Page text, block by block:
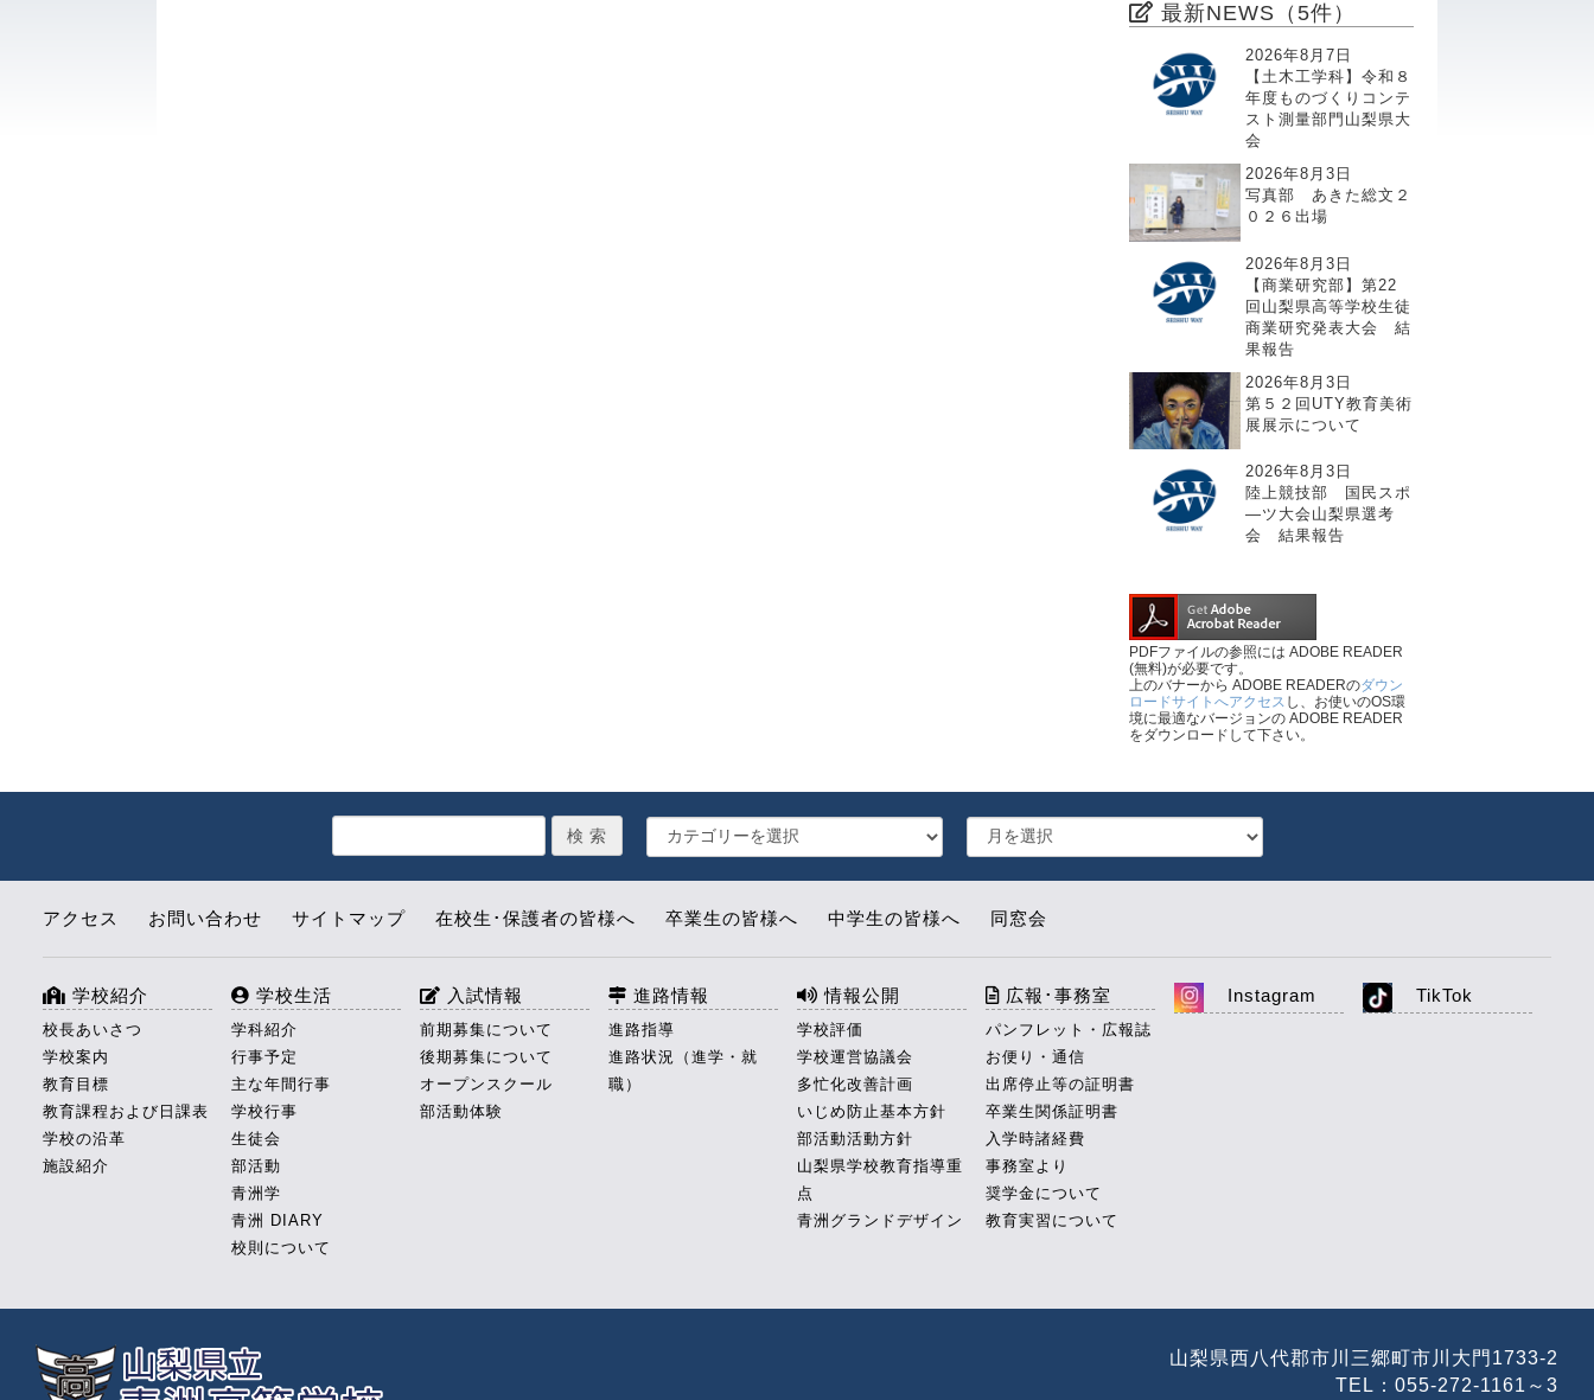
最新NEWS（5件）
2026年8月7日
【土木工学科】令和８
年度ものづくりコンテ
スト測量部門山梨県大
会
2026年8月3日
写真部 あきた総文２
０２６出場
2026年8月3日
【商業研究部】第22
回山梨県高等学校生徒
商業研究発表大会 結
果報告
2026年8月3日
第５２回UTY教育美術
展展示について
2026年8月3日
陸上競技部 国民スポ
―ツ大会山梨県選考
会 結果報告
PDFファイルの参照には ADOBE READER
(無料)が必要です。
上のバナーから ADOBE READERのダウン
ロードサイトへアクセス し、お使いのOS環
境に最適なバージョンの ADOBE READER
をダウンロードして下さい。
アクセス お問い合わせ サイトマップ 在校生･保護者の皆様へ 卒業生の皆様へ 中学生の皆様へ 同窓会
学校紹介
校長あいさつ
学校案内
教育目標
教育課程および日課表
学校の沿革
施設紹介
学校生活
学科紹介
行事予定
主な年間行事
学校行事
生徒会
部活動
青洲学
青洲 DIARY
校則について
入試情報
前期募集について
後期募集について
オープンスクール
部活動体験
進路情報
進路指導
進路状況（進学・就
職）
情報公開
学校評価
学校運営協議会
多忙化改善計画
いじめ防止基本方針
部活動活動方針
山梨県学校教育指導重
点
青洲グランドデザイン
広報･事務室
パンフレット・広報誌
お便り・通信
出席停止等の証明書
卒業生関係証明書
入学時諸経費
事務室より
奨学金について
教育実習について
Instagram TikTok
山梨県西八代郡市川三郷町市川大門1733-2
TEL：055-272-1161～3